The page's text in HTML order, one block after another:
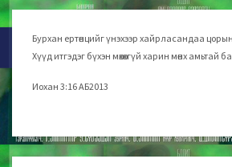
Бурхан ертөнцийг үнэхээр хайрласандаа цорын
Хүүд итгэдэг бүхэн мөхөхгүй харин мөнх амьтай
Иохан 3:16 АБ2013